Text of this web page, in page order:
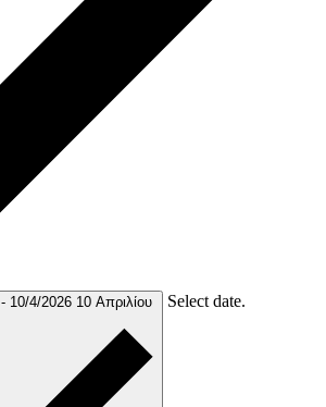
- 10/4/2026 10 Απριλίου Select date.